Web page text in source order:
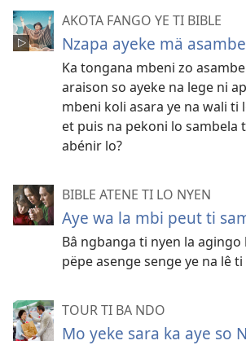
AKOTA FANGO YE TI BIBLE
Nzapa ayeke mä
Ka tongana mbeni zo
araison so ayeke na lege ni
mbeni koli asara ye na wali ti
et puis na pekoni lo sambela
abénir lo?
BIBLE ATENE TI LO NYEN
Aye wa la mbi peut ti
Bâ ngbanga ti nyen la agingo
pëpe asenge senge ye na lê ti
TOUR TI BA NDO
Mo yeke sara ka aye so